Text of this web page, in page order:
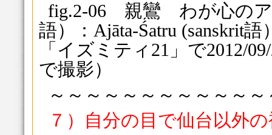
fig.2-06 親鸞 わが心のア
語）：Ajāta-Śatru (sanskrit
「イズミティ21」で2012/
で撮影）
～～～～～～～～～～～
７）自分の目で仙台以外